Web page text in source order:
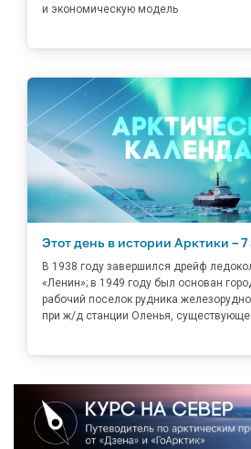
и экономическую модель
Этот день в истории Арктики – 7
В 1938 году завершился дрейф
«Ленин»; в 1949 году был основан
рабочий поселок рудника
при ж/д станции Оленья,